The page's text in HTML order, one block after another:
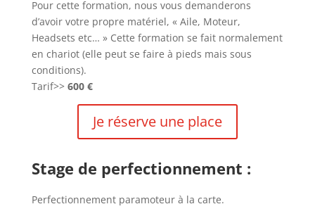
Pour cette formation, nous vous demanderons
d’avoir votre propre matériel, « Aile, Moteur,
Headsets etc… » Cette formation se fait normalement
en chariot (elle peut se faire à pieds mais sous
conditions).
Tarif>> 600 €
Je réserve une place
Stage de perfectionnement :
Perfectionnement paramoteur à la carte.